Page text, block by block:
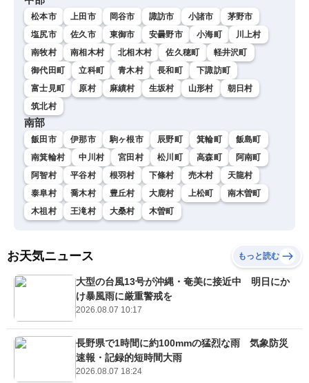
松本市 上田市 岡谷市 諏訪市 小諸市
茅野市
塩尻市
佐久市 東御市 安曇野市 小海町
川上村
南牧村
南相木村 北相木村 佐久穂町
軽井沢町
御代田町
立科町 青木村 長和町
下諏訪町
富士見町
原村 麻績村 生坂村 山形村
朝日村
筑北村
南部
飯田市 伊那市 駒ヶ根市 辰野町 箕輪町
飯島町
南箕輪村
中川村 宮田村 松川町 高森町
阿南町
阿智村
平谷村 根羽村 下條村 売木村
天龍村
泰阜村
喬木村 豊丘村 大鹿村 上松町
南木曽町
木祖村
王滝村 大桑村 木曽町
お天気ニュース もっと読む
大型の台風13号が沖縄・奄美に接近中 明日にか
け暴風雨に厳重警戒を
2026.08.07 10:17
長野県で1時間に約100mmの猛烈な雨 気象防災
速報・記録的短時間大雨
2026.08.07 18:24